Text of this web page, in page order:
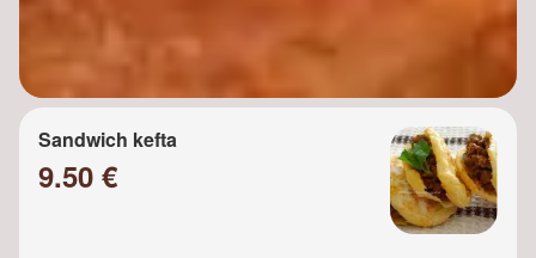
Sandwich kefta
9.50 €